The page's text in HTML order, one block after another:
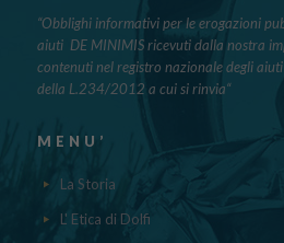
“Obblighi informativi per le erogazioni
aiuti DE MINIMIS ricevuti dalla nostra
contenuti nel registro nazionale degli
della L.234/2012 a cui si rinvia“
MENU’
La Storia
L' Etica di Dolfi